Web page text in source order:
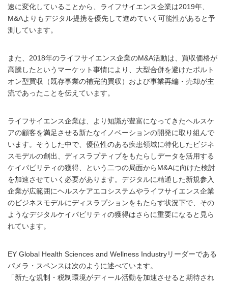
速に変化していることから、ライフサイエンス企業は2019年、
M&Aよりもデジタル提携を優先して進めていく可能性があると予
測しています。
また、2018年のライフサイエンス企業のM&A活動は、買収価格が
高騰したというマーケット事情により、大型合併を避けたボルト
オン型買収（既存事業の補完的買収）および事業再編・売却が主
流であったことを伝えています。
ライフサイエンス企業は、より知識が豊富になってきたヘルスケ
アの顧客を満足させる新たなイノベーションの開発に取り組んで
います。そうした中で、優位性のある疾患領域に特化したビジネ
スモデルの創出、ディスラプティブをもたらしデータを活用する
ケイパビリティの獲得、という二つの局面からM&Aに向けた検討
を加速させていく必要があります。デジタルに精通した新規参入
企業が広範囲にヘルスケアエコシステムやライフサイエンス企業
のビジネスモデルにディスラプションをもたらす状況下で、その
ようなデジタルケイパビリティの獲得はさらに重要になると見ら
れています。
EY Global Health Sciences and Wellness Industryリーダーである
パメラ・スペンスは次のように述べています。
「新たな規制・税制環境がディール活動を加速させると期待され